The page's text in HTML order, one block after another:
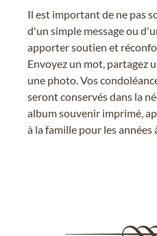
Il est important de ne pas
d'un simple message ou
apporter soutien et
Envoyez un mot, partagez
une photo. Vos
seront conservés dans la
album souvenir imprimé,
à la famille pour les années